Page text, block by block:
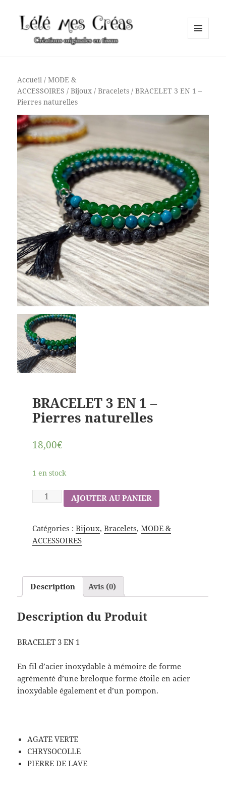
Accueil /MODE &
ACCESSOIRES /Bijoux /Bracelets / BRACELET 3 EN 1 –
Pierres naturelles
BRACELET 3 EN 1 –
Pierres naturelles
18,00€
1 en stock
AJOUTER AU PANIER
Catégories : Bijoux, Bracelets, MODE &
ACCESSOIRES
Description Avis (0)
Description du Produit
BRACELET 3 EN 1
En fil d’acier inoxydable à mémoire de forme
agrémenté d’une breloque forme étoile en acier
inoxydable également et d’un pompon.
AGATE VERTE
CHRYSOCOLLE
PIERRE DE LAVE